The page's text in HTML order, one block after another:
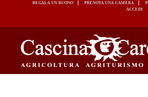
REGALA UN BUONO PRENOTA UNA